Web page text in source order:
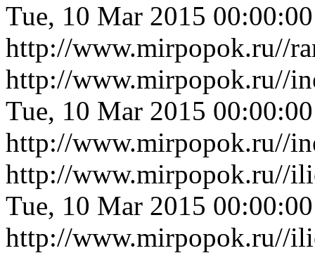
Tue, 10 Mar 2015
http://www.mirpopok.ru//
http://www.mirpopok.ru//
Tue, 10 Mar 2015
http://www.mirpopok.ru//
http://www.mirpopok.ru//
Tue, 10 Mar 2015
http://www.mirpopok.ru//